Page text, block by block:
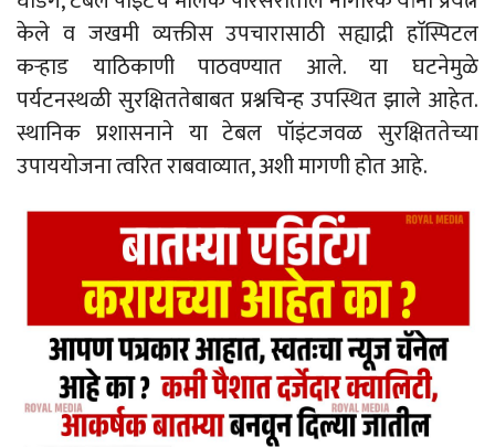
केले व जखमी व्यक्तीस उपचारासाठी सह्याद्री हाॅस्पिटल
कऱ्हाड याठिकाणी पाठवण्यात आले. या घटनेमुळे
पर्यटनस्थळी सुरक्षिततेबाबत प्रश्नचिन्ह उपस्थित झाले आहेत.
स्थानिक प्रशासनाने या टेबल पॉइंटजवळ सुरक्षिततेच्या
उपाययोजना त्वरित राबवाव्यात, अशी मागणी होत आहे.